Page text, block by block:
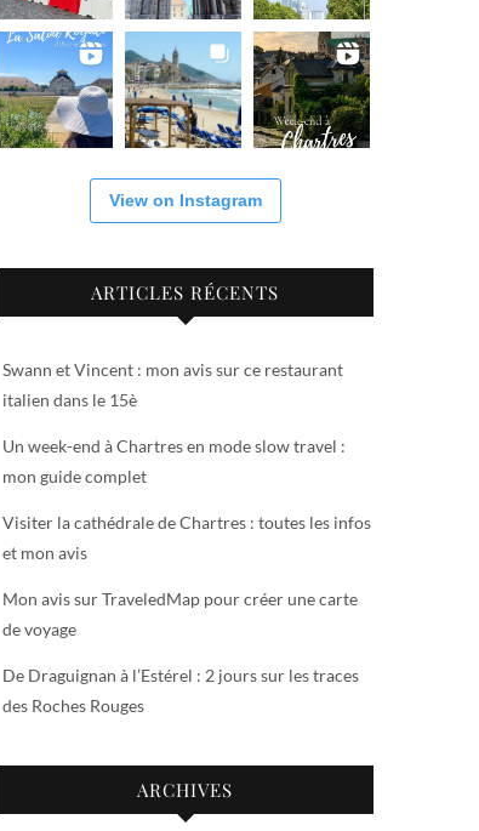
View on Instagram
ARTICLES RÉCENTS
Swann et Vincent : mon avis sur ce restaurant
italien dans le 15è
Un week-end à Chartres en mode slow travel :
mon guide complet
Visiter la cathédrale de Chartres : toutes les infos
et mon avis
Mon avis sur TraveledMap pour créer une carte
de voyage
De Draguignan à l’Estérel : 2 jours sur les traces
des Roches Rouges
ARCHIVES